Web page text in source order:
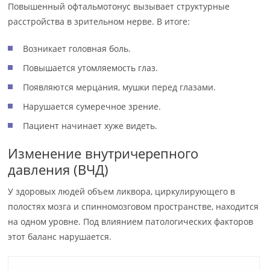
Повышенный офтальмотонус вызывает структурные
расстройства в зрительном нерве. В итоге:
Возникает головная боль.
Повышается утомляемость глаз.
Появляются мерцания, мушки перед глазами.
Нарушается сумеречное зрение.
Пациент начинает хуже видеть.
Изменение внутричерепного
давления (ВЧД)
У здоровых людей объем ликвора, циркулирующего в
полостях мозга и спинномозговом пространстве, находится
на одном уровне. Под влиянием патологических факторов
этот баланс нарушается.